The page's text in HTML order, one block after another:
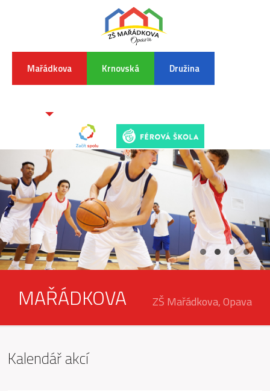
Mařádkova Krnovská Družina
MAŘÁDKOVA ZŠ Mařádkova, Opava
Kalendář akcí